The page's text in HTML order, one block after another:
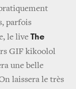
parfois
le live The
GIF kikoolol
une belle
laissera le très